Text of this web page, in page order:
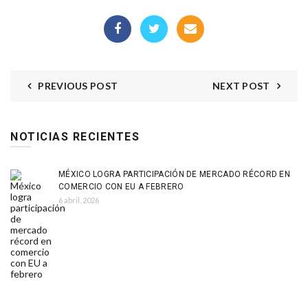
PREVIOUS POST NEXT POST
NOTICIAS RECIENTES
MÉXICO LOGRA PARTICIPACIÓN DE MERCADO RÉCORD EN
COMERCIO CON EU A FEBRERO
6 abril, 2026